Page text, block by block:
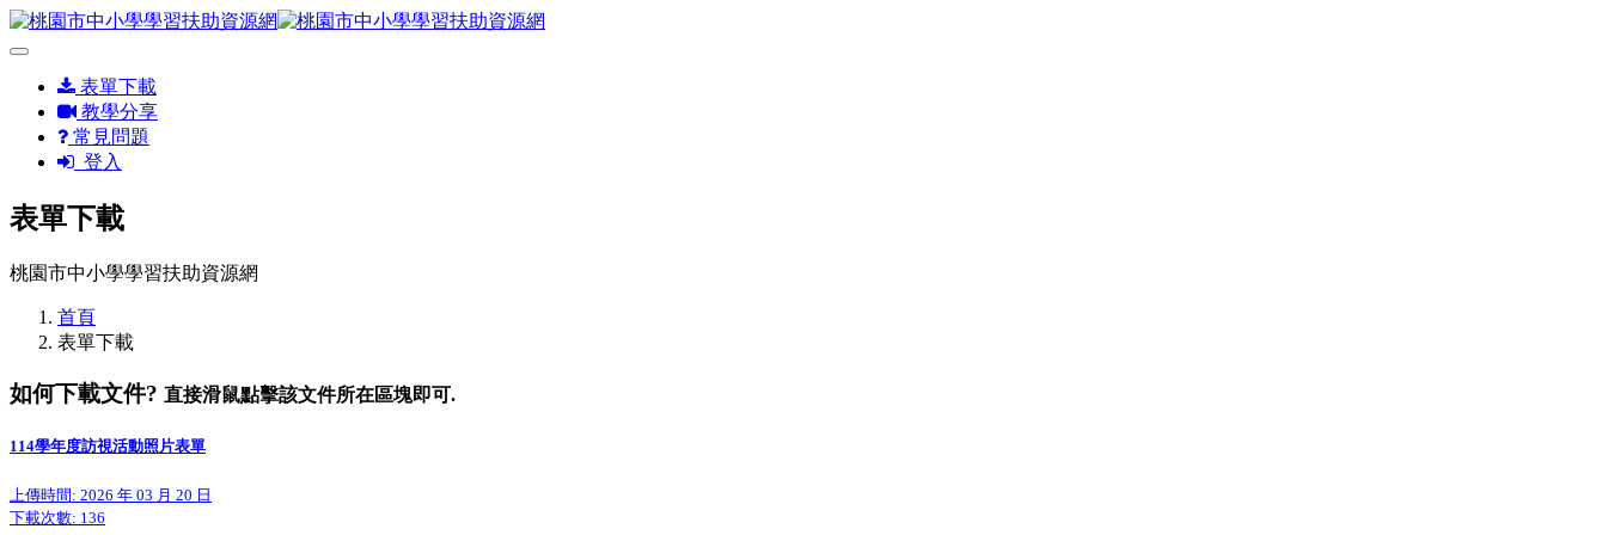
表單下載
教學分享
常見問題
登入
表單下載
桃園市中小學學習扶助資源網
首頁
表單下載
如何下載文件? 直接滑鼠點擊該文件所在區塊即可.
114學年度訪視活動照片表單
上傳時間: 2026 年 03 月 20 日
下載次數: 136